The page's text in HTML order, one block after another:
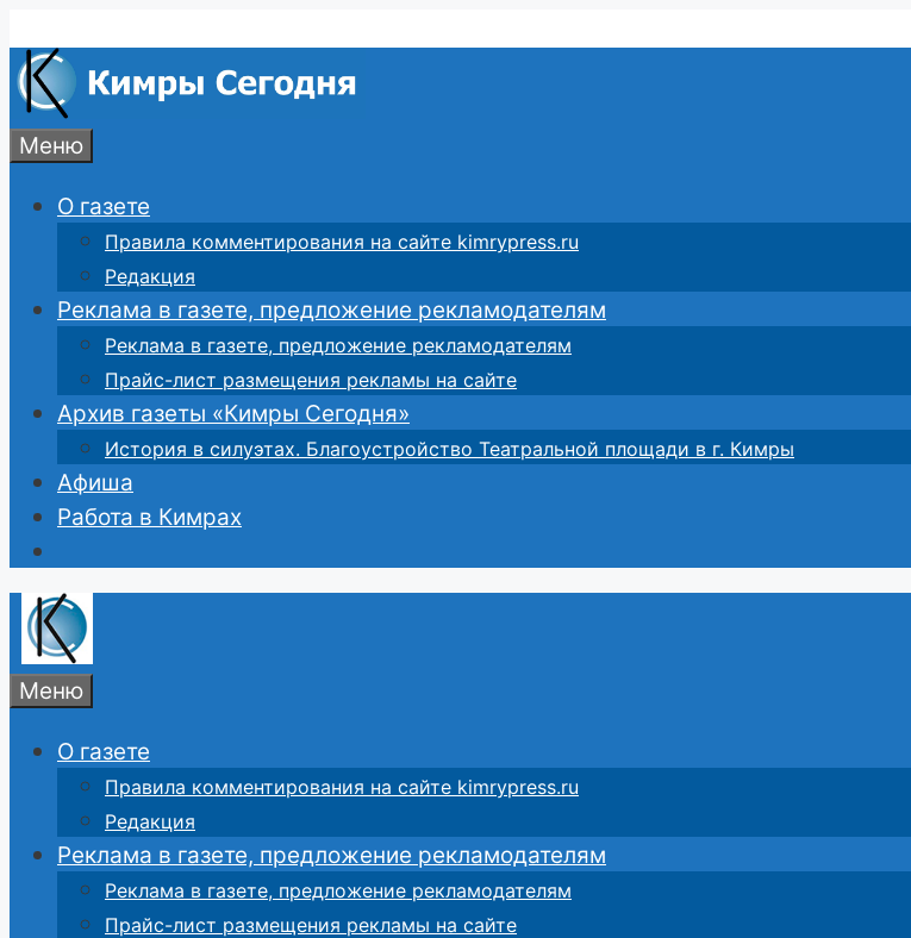
к
содержимому
Меню
О газете
Правила комментирования на сайте kimrypress.ru
Редакция
Реклама в газете, предложение рекламодателям
Реклама в газете, предложение рекламодателям
Прайс-лист размещения рекламы на сайте
Архив газеты «Кимры Сегодня»
История в силуэтах. Благоустройство Театральной площади в г. Кимры
Афиша
Работа в Кимрах
Меню
О газете
Правила комментирования на сайте kimrypress.ru
Редакция
Реклама в газете, предложение рекламодателям
Реклама в газете, предложение рекламодателям
Прайс-лист размещения рекламы на сайте